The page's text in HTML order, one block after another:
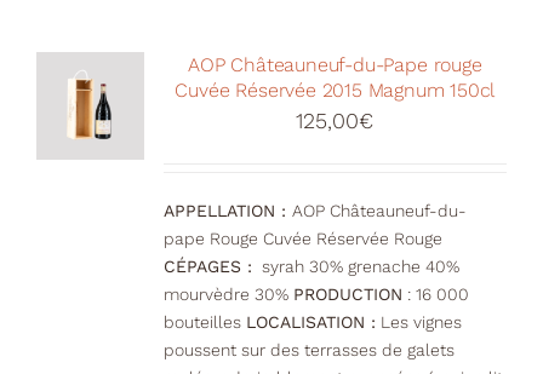
Votre Panier
AOP Châteauneuf-du-Pape rouge
Cuvée Réservée 2015 Magnum 150cl
125,00€
APPELLATION : AOP Châteauneuf-du-
pape Rouge Cuvée Réservée Rouge
CÉPAGES : syrah 30% grenache 40%
mourvèdre 30% PRODUCTION : 16 000
bouteilles LOCALISATION : Les vignes
poussent sur des terrasses de galets